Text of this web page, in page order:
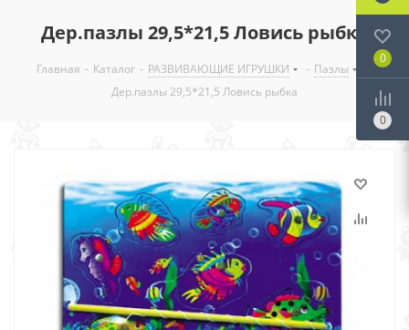
Дер.пазлы 29,5*21,5 Ловись рыбка
Главная - Каталог - РАЗВИВАЮЩИЕ ИГРУШКИ - Пазлы
Дер.пазлы 29,5*21,5 Ловись рыбка
0
0